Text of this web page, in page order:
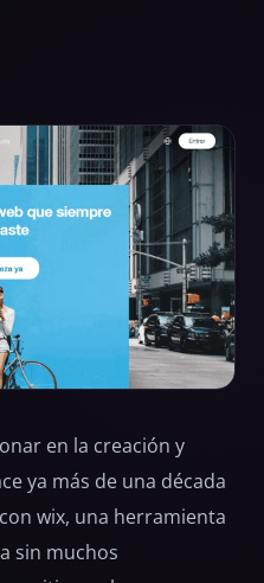
en la creación y
ya más de una década
wix, una herramienta
sin muchos